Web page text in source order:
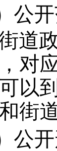
公
道
对
以
街
公